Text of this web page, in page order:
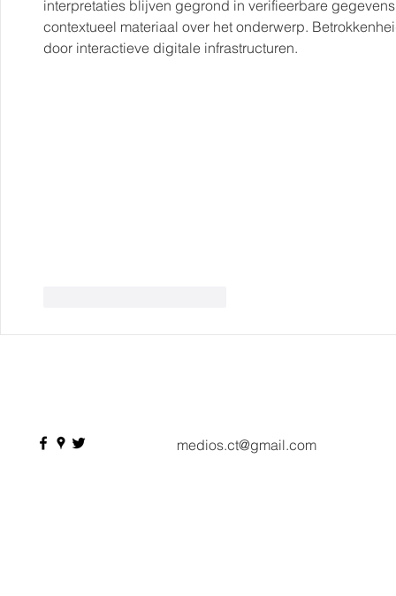
interpretaties blijven gegrond in verifieerbare
contextueel materiaal over het onderwerp.
door interactieve digitale infrastructuren.
medios.ct@gmail.com